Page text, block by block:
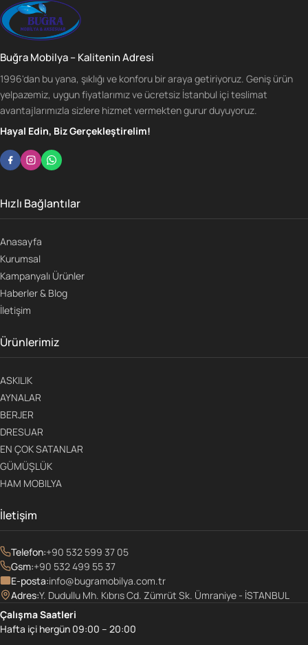
Buğra Mobilya – Kalitenin Adresi
1996'dan bu yana, şıklığı ve konforu bir araya getiriyoruz. Geniş ürün
yelpazemiz, uygun fiyatlarımız ve ücretsiz İstanbul içi teslimat
avantajlarımızla sizlere hizmet vermekten gurur duyuyoruz.
Hayal Edin, Biz Gerçekleştirelim!
Hızlı Bağlantılar
Anasayfa
Kurumsal
Kampanyalı Ürünler
Haberler & Blog
İletişim
Ürünlerimiz
ASKILIK
AYNALAR
BERJER
DRESUAR
EN ÇOK SATANLAR
GÜMÜŞLÜK
HAM MOBILYA
İletişim
Telefon:+90 532 599 37 05
Gsm:+90 532 499 55 37
E-posta:info@bugramobilya.com.tr
Adres:Y. Dudullu Mh. Kıbrıs Cd. Zümrüt Sk. Ümraniye - İSTANBUL
Çalışma Saatleri
Hafta içi hergün 09:00 – 20:00